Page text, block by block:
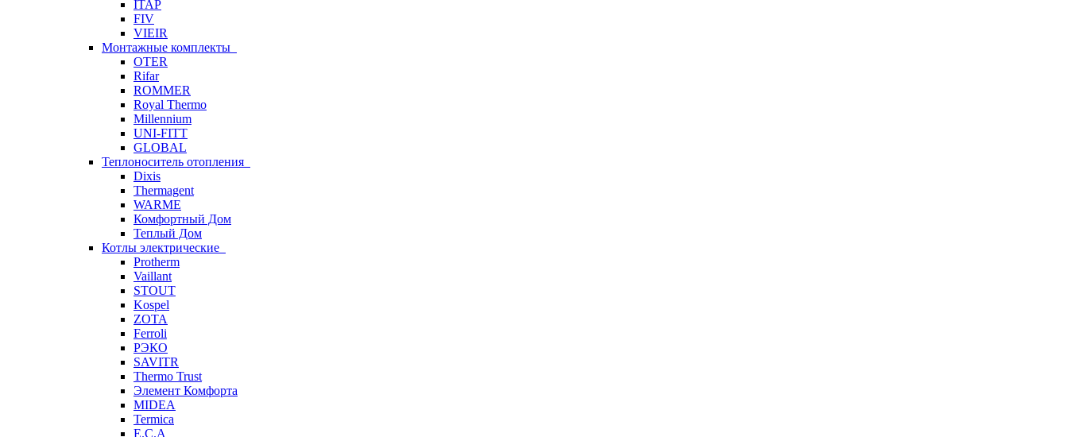
ITAP
FIV
VIEIR
Монтажные комплекты
OTER
Rifar
ROMMER
Royal Thermo
Millennium
UNI-FITT
GLOBAL
Теплоноситель отопления
Dixis
Thermagent
WARME
Комфортный Дом
Теплый Дом
Котлы электрические
Protherm
Vaillant
STOUT
Kospel
ZOTA
Ferroli
РЭКО
SAVITR
Thermo Trust
Элемент Комфорта
MIDEA
Termica
E.C.A